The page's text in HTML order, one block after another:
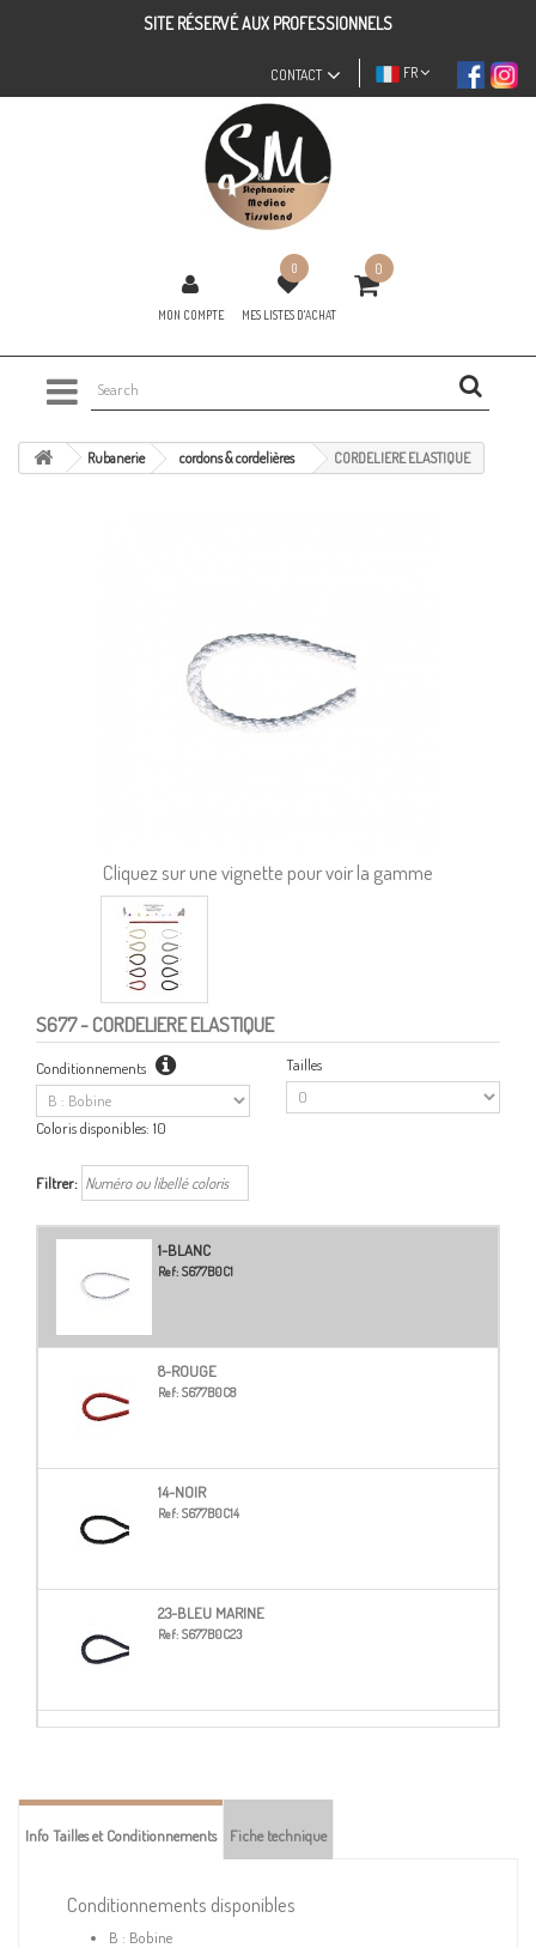
SITE RÉSERVÉ AUX PROFESSIONNELS
FR
CONTACT
MON COMPTE
0
MES LISTES D'ACHAT
0
Rubanerie cordons & cordelières CORDELIERE ELASTIQUE
Cliquez sur une vignette pour voir la gamme
S677- CORDELIERE ELASTIQUE
Conditionnements Tailles
Coloris disponibles: 10
Filtrer:
1-BLANC
Ref: S677B0C1
8-ROUGE
Ref: S677B0C8
14-NOIR
Ref: S677B0C14
23-BLEU MARINE
Ref: S677B0C23
31-GRIS
Info Tailles et Conditionnements Fiche technique
Conditionnements disponibles
B : Bobine